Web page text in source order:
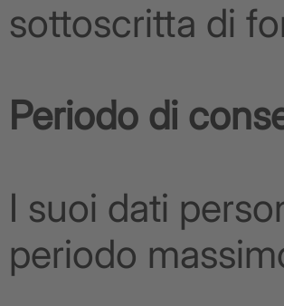
sottoscritta di
Periodo di
I suoi dati
periodo